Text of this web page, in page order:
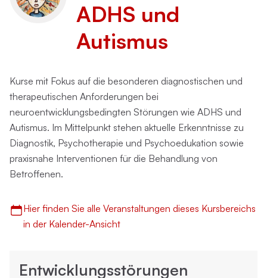
ADHS und
Autismus
Kurse mit Fokus auf die besonderen diagnostischen und
therapeutischen Anforderungen bei
neuroentwicklungsbedingten Störungen wie ADHS und
Autismus. Im Mittelpunkt stehen aktuelle Erkenntnisse zu
Diagnostik, Psychotherapie und Psychoedukation sowie
praxisnahe Interventionen für die Behandlung von
Betroffenen.
Hier finden Sie alle Veranstaltungen dieses Kursbereichs
in der Kalender-Ansicht
Entwicklungsstörungen